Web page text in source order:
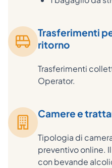
Trasferimenti
ritorno
Trasferimenti
Operator.
Camere e
Tipologia di
preventivo online.
con bevande